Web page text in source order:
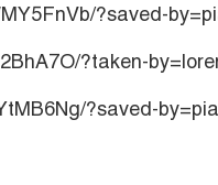
?saved-
?taken-
?saved-